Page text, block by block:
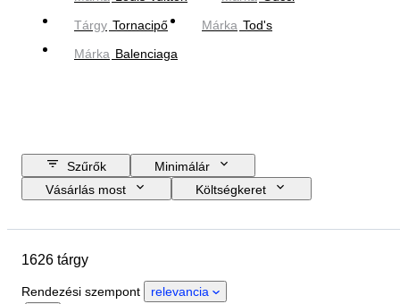
Tárgy Tornacipő Márka Tod's
Márka Balenciaga
Szűrők
Minimálár
Vásárlás most
Költségkeret
Country of origin
Állapot
1626 tárgy
Rendezési szempont relevancia